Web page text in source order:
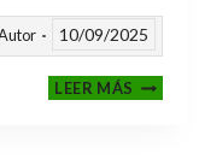
10/09/2025
LEER MÁS